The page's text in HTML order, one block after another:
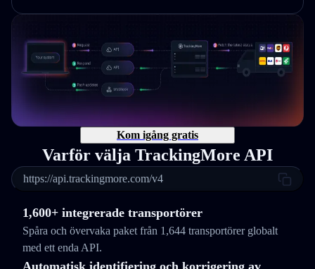
Kom igång gratis
Varför välja TrackingMore API
https://api.trackingmore.com/v4
1,600+ integrerade transportörer
Spåra och övervaka paket från 1,644 transportörer globalt
med ett enda API.
Automatisk identifiering och korrigering av